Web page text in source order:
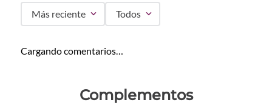
Más reciente Todos
Cargando comentarios…
Complementos